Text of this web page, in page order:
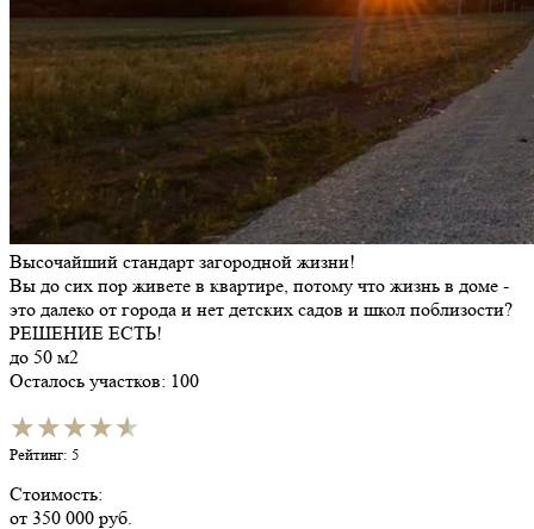
Высочайший стандарт загородной жизни!
Вы до сих пор живете в квартире, потому что жизнь в доме -
это далеко от города и нет детских садов и школ поблизости?
РЕШЕНИЕ ЕСТЬ!
до 50 м2
Осталось участков: 100
★★★★★
★★★★★
Рейтинг: 5
Стоимость:
от 350 000 руб.